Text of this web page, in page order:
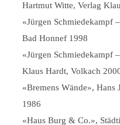
Hartmut Witte, Verlag
«Jürgen Schmiedekampf
Bad Honnef 1998
«Jürgen Schmiedekampf
Klaus Hardt, Volkach
«Bremens Wände»,
1986
«Haus Burg & Co.»,